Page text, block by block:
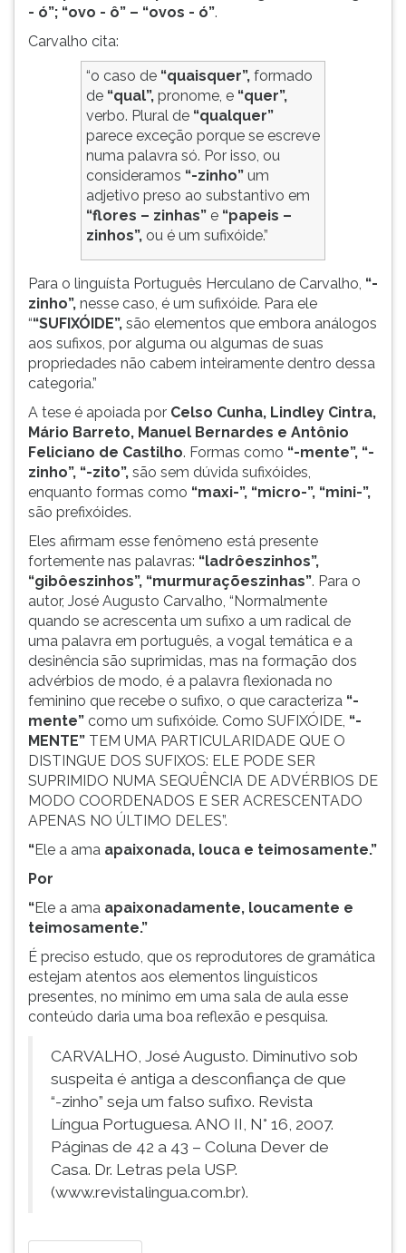
- ó”; “ovo - ô” – “ovos - ó”.
Carvalho cita:
“o caso de “quaisquer”,formado
de “qual”,pronome, e “quer”,
verbo. Plural de “qualquer”
parece exceção porque se escreve
numa palavra só. Por isso, ou
consideramos “-zinho”um
adjetivo preso ao substantivo em
“flores – zinhas”e “papeis –
zinhos”,ou é um sufixóide.”
Para o linguísta Português Herculano de Carvalho, “-
zinho”, nesse caso, é um sufixóide. Para ele
““SUFIXÓIDE”, são elementos que embora análogos
aos sufixos, por alguma ou algumas de suas
propriedades não cabem inteiramente dentro dessa
categoria.”
A tese é apoiada por Celso Cunha, Lindley Cintra,
Mário Barreto, Manuel Bernardes e Antônio
Feliciano de Castilho. Formas como “-mente”, “-
zinho”, “-zito”, são sem dúvida sufixóides,
enquanto formas como “maxi-”, “micro-”, “mini-”,
são prefixóides.
Eles afirmam esse fenômeno está presente
fortemente nas palavras: “ladrôeszinhos”,
“gibôeszinhos”, “murmuraçõeszinhas”. Para o
autor, José Augusto Carvalho, “Normalmente
quando se acrescenta um sufixo a um radical de
uma palavra em português, a vogal temática e a
desinência são suprimidas, mas na formação dos
advérbios de modo, é a palavra flexionada no
feminino que recebe o sufixo, o que caracteriza “-
mente” como um sufixóide. Como SUFIXÓIDE, “-
MENTE” TEM UMA PARTICULARIDADE QUE O
DISTINGUE DOS SUFIXOS: ELE PODE SER
SUPRIMIDO NUMA SEQUÊNCIA DE ADVÉRBIOS DE
MODO COORDENADOS E SER ACRESCENTADO
APENAS NO ÚLTIMO DELES”.
“Ele a ama apaixonada, louca e teimosamente.”
Por
“Ele a ama apaixonadamente, loucamente e
teimosamente.”
É preciso estudo, que os reprodutores de gramática
estejam atentos aos elementos linguísticos
presentes, no mínimo em uma sala de aula esse
conteúdo daria uma boa reflexão e pesquisa.
CARVALHO, José Augusto. Diminutivo sob
suspeita é antiga a desconfiança de que
“-zinho” seja um falso sufixo. Revista
Língua Portuguesa. ANO II, N° 16, 2007.
Páginas de 42 a 43 – Coluna Dever de
Casa. Dr. Letras pela USP.
(www.revistalingua.com.br).